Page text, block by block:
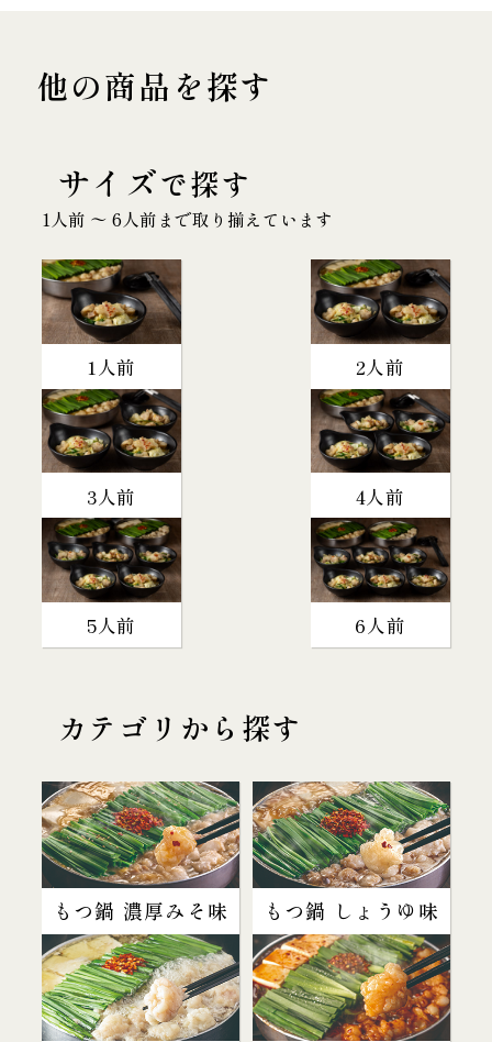
他の商品を探す
サイズで探す
1人前 〜 6人前まで取り揃えています
1人前 2人前
3人前 4人前
5人前 6人前
カテゴリから探す
もつ鍋 濃厚みそ味 もつ鍋 しょうゆ味